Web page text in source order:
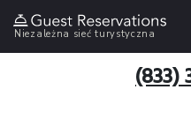
Niezależna sieć turystyczna
(833)